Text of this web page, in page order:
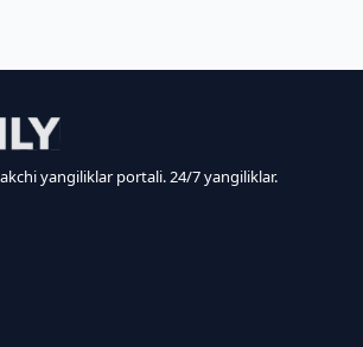
yangiliklar portali. 24/7 yangiliklar.